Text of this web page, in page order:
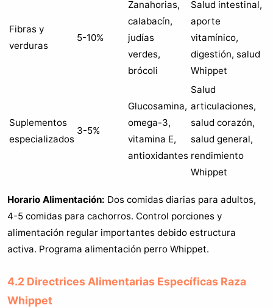
Fibras y
verduras
5-10%
Zanahorias,
calabacín,
judías
verdes,
brócoli
Salud intestinal,
aporte
vitamínico,
digestión, salud
Whippet
Suplementos
especializados
3-5%
Glucosamina,
omega-3,
vitamina E,
antioxidantes
Salud
articulaciones,
salud corazón,
salud general,
rendimiento
Whippet
Horario Alimentación: Dos comidas diarias para adultos,
4-5 comidas para cachorros. Control porciones y
alimentación regular importantes debido estructura
activa. Programa alimentación perro Whippet.
4.2 Directrices Alimentarias Específicas Raza
Whippet